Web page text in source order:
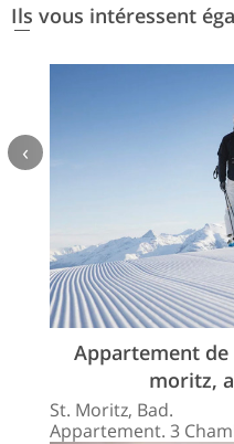
Ils vous intéressent
Appartement
moritz,
St. Moritz, Bad.
Appartement. 3
‹